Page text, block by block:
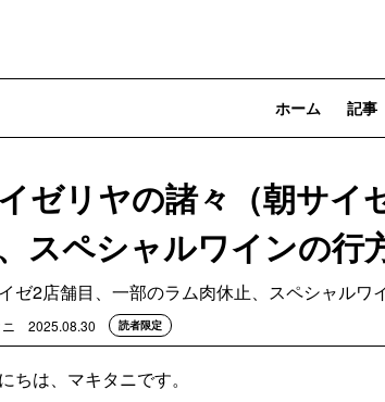
ホーム 記事
ゼリヤの諸々（朝サイ
スペシャルワインの行
ゼ2店舗目、一部のラム肉休止、スペシャルワ
2025.08.30 読者限定
ちは、マキタニです。